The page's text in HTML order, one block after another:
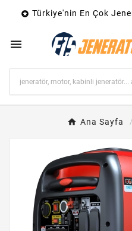
 Türkiye'nin En Çok

Ana Sayfa